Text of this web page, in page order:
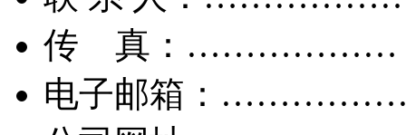
传 真：………………
电子邮箱：